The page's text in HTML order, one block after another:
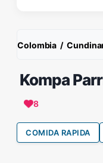
Colombia /
Kompa
8
COMIDA RAPIDA